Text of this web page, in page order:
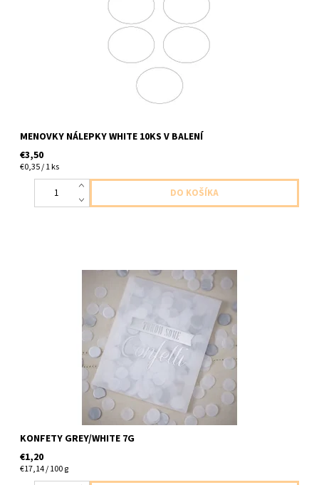
MENOVKY NÁLEPKY WHITE 10KS V BALENÍ
€3,50
€0,35 / 1 ks
papierové konfety 7g biele strieborne
KONFETY GREY/WHITE 7G
€1,20
€17,14 / 100 g